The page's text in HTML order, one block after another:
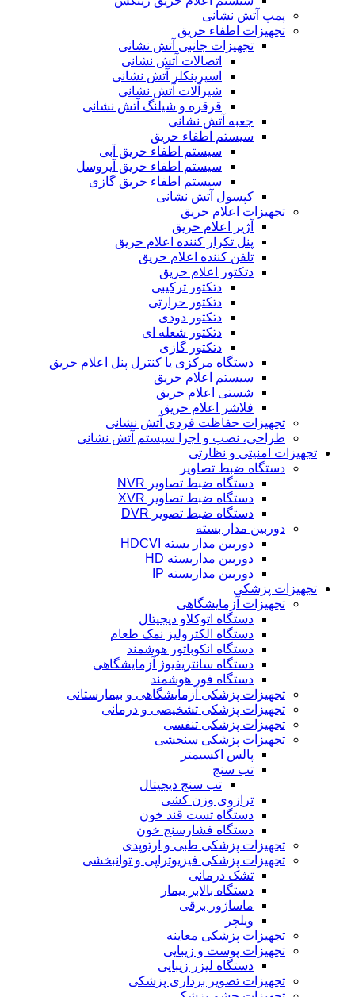
پمپ آتش نشانی
تجهیزات اطفاء حریق
تجهیزات جانبی آتش نشانی
اتصالات آتش نشانی
اسپرینکلر آتش نشانی
شیرآلات آتش نشانی
قرقره و شیلنگ آتش نشانی
جعبه آتش نشانی
سیستم اطفاء حریق
سیستم اطفاء حریق آبی
سیستم اطفاء حریق آیروسل
سیستم اطفاء حریق گازی
کپسول آتش نشانی
تجهیزات اعلام حریق
آژیر اعلام حریق
پنل تکرار کننده اعلام حریق
تلفن کننده اعلام حریق
دتکتور اعلام حریق
دتکتور ترکیبی
دتکتور حرارتی
دتکتور دودی
دتکتور شعله ای
دتکتور گازی
دستگاه مرکزی یا کنترل پنل اعلام حریق
سیستم اعلام حریق
شستی اعلام حریق
فلاشر اعلام حریق
تجهیزات حفاظت فردی آتش نشانی
طراحی، نصب و اجرا سیستم آتش نشانی
تجهیزات امنیتی و نظارتی
دستگاه ضبط تصاویر
دستگاه ضبط تصاویر NVR
دستگاه ضبط تصاویر XVR
دستگاه ضبط تصویر DVR
دوربین مدار بسته
دوربین مدار بسته HDCVI
دوربین مداربسته HD
دوربین مداربسته IP
تجهیزات پزشکی
تجهیزات آزمایشگاهی
دستگاه اتوکلاو دیجیتال
دستگاه الکترولیز نمک طعام
دستگاه انکوباتور هوشمند
دستگاه سانتریفیوژ آزمایشگاهی
دستگاه فور هوشمند
تجهیزات پزشکی آزمایشگاهی و بیمارستانی
تجهیزات پزشکی تشخیصی و درمانی
تجهیزات پزشکی تنفسی
تجهیزات پزشکی سنجشی
پالس اکسیمتر
تب سنج
تب سنج دیجیتال
ترازوی وزن کشی
دستگاه تست قند خون
دستگاه فشارسنج خون
تجهیزات پزشکی طبی و ارتوپدی
تجهیزات پزشکی فیزیوتراپی و توانبخشی
تشک درمانی
دستگاه بالابر بیمار
ماساژور برقی
ویلچر
تجهیزات پزشکی معاینه
تجهیزات پوست و زیبایی
دستگاه لیزر زیبایی
تجهیزات تصویر برداری پزشکی